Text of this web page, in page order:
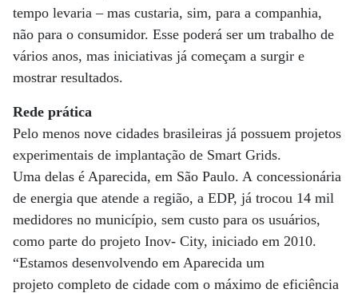
tempo levaria – mas custaria, sim, para a companhia,
não para o consumidor. Esse poderá ser um trabalho de
vários anos, mas iniciativas já começam a surgir e
mostrar resultados.
Rede prática
Pelo menos nove cidades brasileiras já possuem projetos
experimentais de implantação de Smart Grids.
Uma delas é Aparecida, em São Paulo. A concessionária
de energia que atende a região, a EDP, já trocou 14 mil
medidores no município, sem custo para os usuários,
como parte do projeto Inov- City, iniciado em 2010.
“Estamos desenvolvendo em Aparecida um
projeto completo de cidade com o máximo de eficiência